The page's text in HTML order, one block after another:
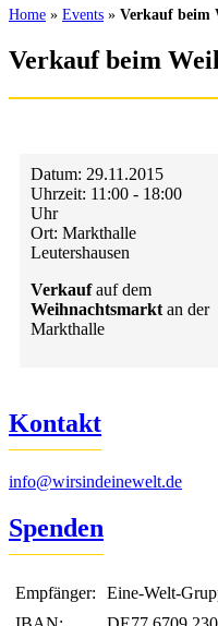
Home » Events » Verkauf beim
Verkauf beim
Datum: 29.11.2015
Uhrzeit: 11:00 - 18:00
Uhr
Ort: Markthalle
Leutershausen
Verkaufauf dem
Weihnachtsmarkt an der
Markthalle
Kontakt
info@wirsindeinewelt.de
Spenden
Empfänger:
Eine-Welt-